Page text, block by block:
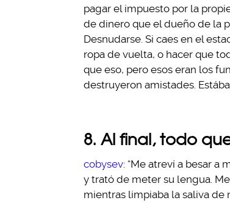
pagar el impuesto por la
de dinero que el dueño de la
Desnudarse. Si caes en el
ropa de vuelta, o hacer que
que eso, pero esos eran los
destruyeron amistades.
8. Al final, todo
cobysev: “Me atreví a besar a
y trató de meter su lengua.
mientras limpiaba la saliva de